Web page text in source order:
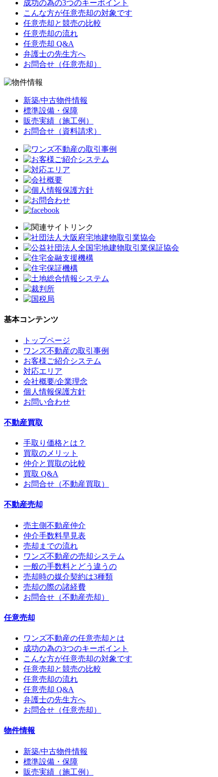
成功の為の3つのキーポイント
こんな方が任意売却の対象です
任意売却と競売の比較
任意売却の流れ
任意売却 Q&A
弁護士の先生方へ
お問合せ（任意売却）
新築/中古物件情報
標準設備・保障
販売実績（施工例）
お問合せ（資料請求）
基本コンテンツ
トップページ
ワンズ不動産の取引事例
お客様ご紹介システム
対応エリア
会社概要/企業理念
個人情報保護方針
お問い合わせ
不動産買取
手取り価格とは？
買取のメリット
仲介と買取の比較
買取 Q&A
お問合せ（不動産買取）
不動産売却
売主側不動産仲介
仲介手数料早見表
売却までの流れ
ワンズ不動産の売却システム
一般の手数料とどう違うの
売却時の媒介契約は3種類
売却の際の諸経費
お問合せ（不動産売却）
任意売却
ワンズ不動産の任意売却とは
成功の為の3つのキーポイント
こんな方が任意売却の対象です
任意売却と競売の比較
任意売却の流れ
任意売却 Q&A
弁護士の先生方へ
お問合せ（任意売却）
物件情報
新築/中古物件情報
標準設備・保障
販売実績（施工例）